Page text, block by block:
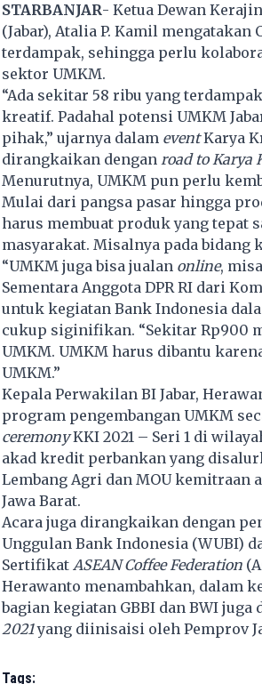
STARBANJAR- Ketua Dewan
(Jabar), Atalia P. Kamil
terdampak, sehingga perlu
sektor UMKM.
“Ada sekitar 58 ribu yang
kreatif. Padahal potensi UMKM
pihak,” ujarnya dalam eventKarya
dirangkaikan dengan road to Karya
Menurutnya, UMKM pun perlu
Mulai dari pangsa pasar hingga
harus membuat produk yang tepat
masyarakat. Misalnya pada bidang
“UMKM juga bisa jualan online,
Sementara Anggota DPR RI dari
untuk kegiatan Bank Indonesia
cukup siginifikan. “Sekitar Rp900
UMKM. UMKM harus dibantu
UMKM.”
Kepala Perwakilan BI Jabar,
program pengembangan UMKM
ceremonyKKI 2021 – Seri 1 di
akad kredit perbankan yang
Lembang Agri dan MOU kemitraan
Jawa Barat.
Acara juga dirangkaikan dengan
Unggulan Bank Indonesia (WUBI)
Sertifikat ASEAN Coffee Federation
Herawanto menambahkan, dalam
bagian kegiatan GBBI dan BWI juga
2021yang diinisaisi oleh Pemprov
Tags: